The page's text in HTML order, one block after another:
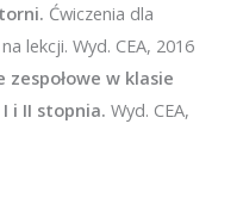
Ćwiczenia dla
lekcji. Wyd. CEA, 2016
zespołowe w klasie
i II stopnia. Wyd. CEA,